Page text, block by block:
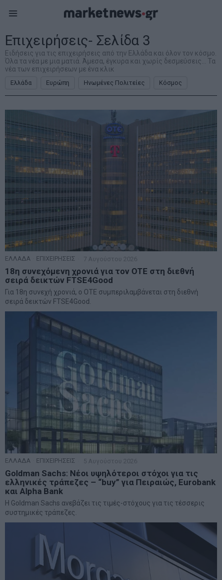
Επιχειρήσεις- Σελίδα 3
Ειδήσεις για τις επιχειρήσεις από την Ελλάδα και όλον τον κόσμο.
Όλα τα νέα με μια ματιά. Άμεσα, έγκυρα και χωρίς δεσμεύσεις... Τα
νέα των επιχειρήσεων με ένα κλικ
Ελλάδα Ευρώπη Ηνωμένες Πολιτείες Κόσμος
ΕΛΛΑΔΑ ΕΠΙΧΕΙΡΗΣΕΙΣ 7 Αυγούστου 2026
18η συνεχόμενη χρονιά για τον ΟΤΕ στη διεθνή
σειρά δεικτών FTSE4Good
Για 18η συνεχή χρονιά, ο ΟΤΕ συμπεριλαμβάνεται στη διεθνή
σειρά δεικτών FTSE4Good.
ΕΛΛΑΔΑ ΕΠΙΧΕΙΡΗΣΕΙΣ 5 Αυγούστου 2026
Goldman Sachs: Νέοι υψηλότεροι στόχοι για τις
ελληνικές τράπεζες – “buy” για Πειραιώς, Eurobank
και Alpha Bank
Η Goldman Sachs ανεβάζει τις τιμές-στόχους για τις τέσσερις
συστημικές τράπεζες.